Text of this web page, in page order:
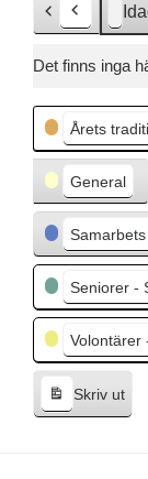
r
g
e
n
d
e
Det finns inga
Kategorier
Årets
General
Seniorer -
Volontärer
Skriv ut